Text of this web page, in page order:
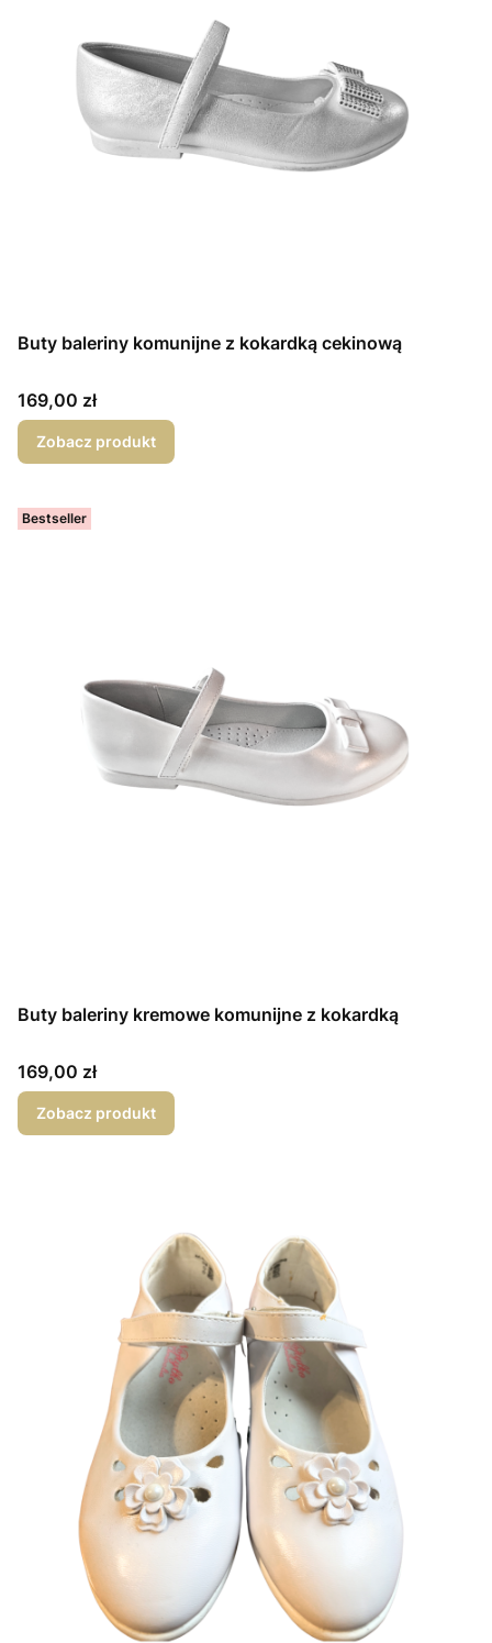
Buty baleriny komunijne z kokardką cekinową
Cena
169,00 zł
Zobacz produkt
Bestseller
Buty baleriny kremowe komunijne z kokardką
Cena
169,00 zł
Zobacz produkt